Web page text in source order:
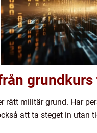
rätt militär grund. Har
att ta steget in